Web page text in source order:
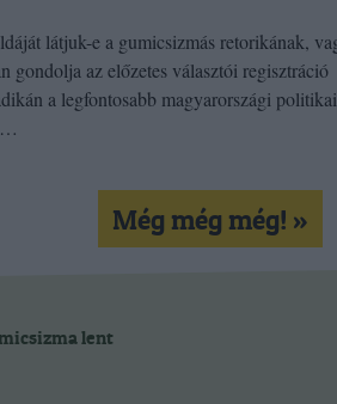
látjuk-e a gumicsizmás retorikának,
gondolja az előzetes választói regisztráció
a legfontosabb magyarországi
Még még még! »
lent